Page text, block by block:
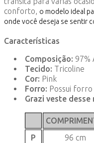
conforto, o modelo ideal
onde você deseja se sentir
Características
Composição: 97%
Tecido: Tricoline
Cor: Pink
Forro: Possui forro
Grazi veste desse
P
96 cm